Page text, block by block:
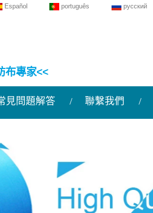
Español português русский
布專家<<
見問題解答 聯繫我們